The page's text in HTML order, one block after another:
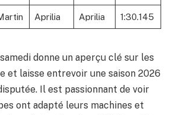
Aprilia Aprilia 1:30.145
donne un aperçu clé sur les
et laisse entrevoir une saison 2026
Il est passionnant de voir
ont adapté leurs machines et